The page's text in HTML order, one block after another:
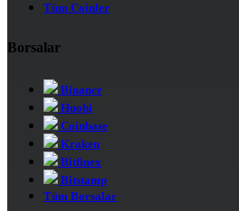
Tüm Coinler
Borsalar
Binance
Huobi
Coinbase
Kraken
Bitfinex
Bitstamp
Tüm Borsalar